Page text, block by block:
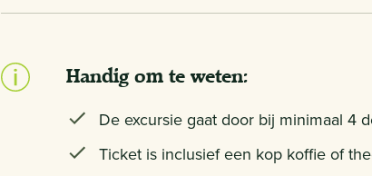
Handig om te weten:
De excursie gaat door bij minimaal 4
Ticket is inclusief een kop koffie of